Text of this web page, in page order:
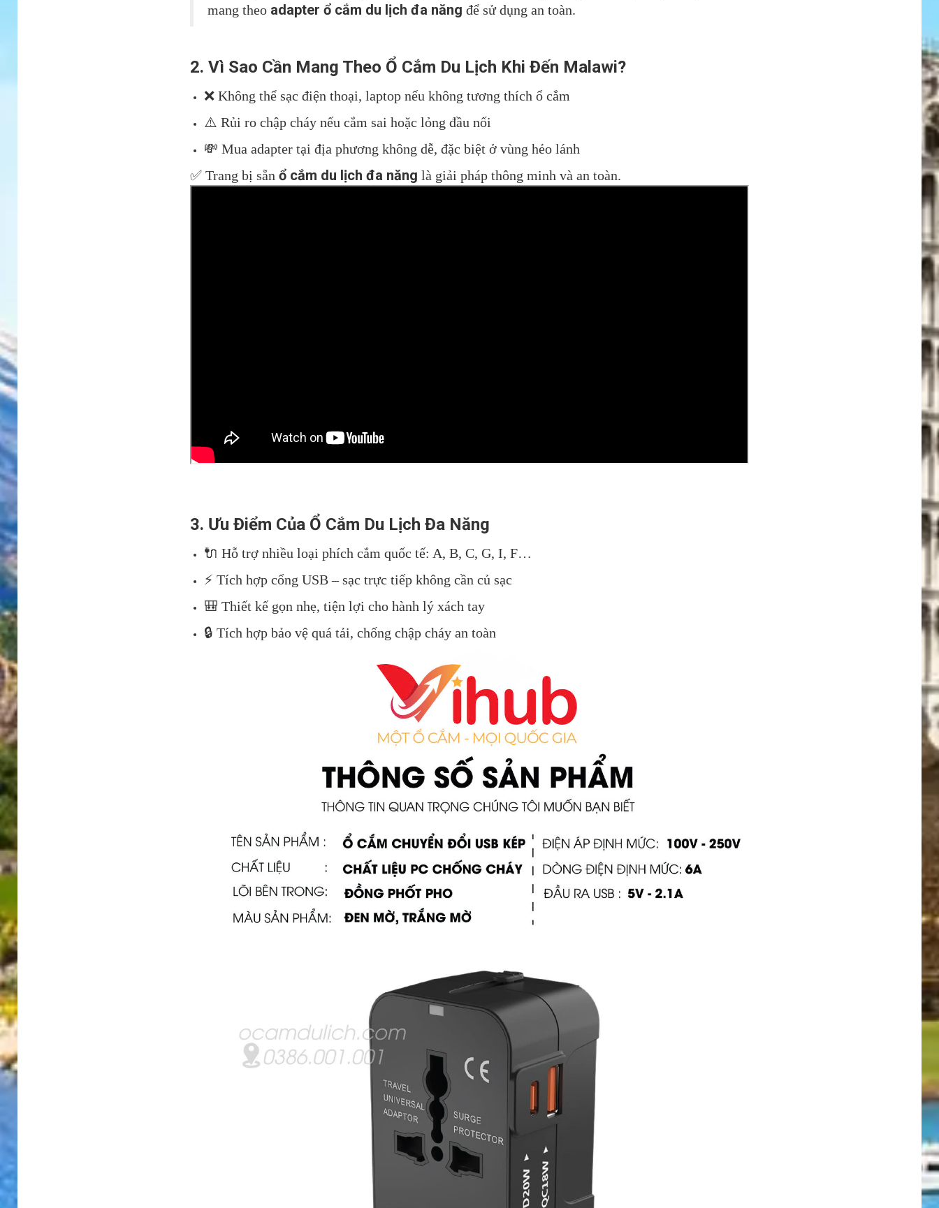
mang theo adapter ổ cắm du lịch đa năng để sử dụng an toàn.
2. Vì Sao Cần Mang Theo Ổ Cắm Du Lịch Khi Đến Malawi?
❌ Không thể sạc điện thoại, laptop nếu không tương thích ổ cắm
⚠️ Rủi ro chập cháy nếu cắm sai hoặc lỏng đầu nối
💸 Mua adapter tại địa phương không dễ, đặc biệt ở vùng hẻo lánh
✅ Trang bị sẵn ổ cắm du lịch đa năng là giải pháp thông minh và an toàn.
3. Ưu Điểm Của Ổ Cắm Du Lịch Đa Năng
🔌 Hỗ trợ nhiều loại phích cắm quốc tế: A, B, C, G, I, F…
⚡ Tích hợp cổng USB – sạc trực tiếp không cần củ sạc
🎒 Thiết kế gọn nhẹ, tiện lợi cho hành lý xách tay
🔒 Tích hợp bảo vệ quá tải, chống chập cháy an toàn